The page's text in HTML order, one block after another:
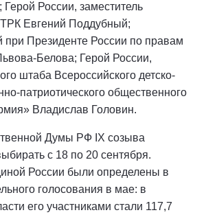
России, заместитель
Евгений Поддубный;
Президенте России по правам
Белова; Герой России,
штаба Всероссийского детско-
патриотического общественного
Владислав Головин.
Думы РФ IХ созыва
с 18 по 20 сентября.
России были определены в
голосования в мае: в
его участниками стали 117,7